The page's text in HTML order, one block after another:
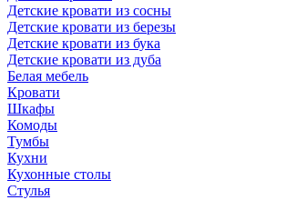
Детские кровати из сосны
Детские кровати из березы
Детские кровати из бука
Детские кровати из дуба
Белая мебель
Кровати
Шкафы
Комоды
Тумбы
Кухни
Кухонные столы
Стулья